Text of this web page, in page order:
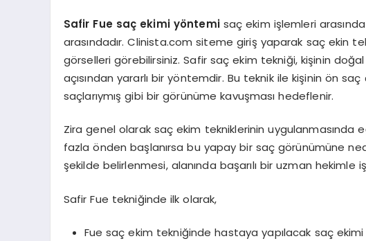
Safir Fue saç ekimiyöntemi saç ekim işlemleri arasında
arasındadır. Clinista.com siteme giriş yaparak saç ekin
görselleri görebilirsiniz. Safir saç ekim tekniği, kişinin
açısından yararlı bir yöntemdir. Bu teknik ile kişinin ön
saçlarıymış gibi bir görünüme kavuşması hedeflenir.
Zira genel olarak saç ekim tekniklerinin uygulanmasında
fazla önden başlanırsa bu yapay bir saç görünümüne
şekilde belirlenmesi, alanında başarılı bir uzman hekimle
Safir Fue tekniğinde ilk olarak,
Fue saç ekim tekniğinde hastaya yapılacak saç